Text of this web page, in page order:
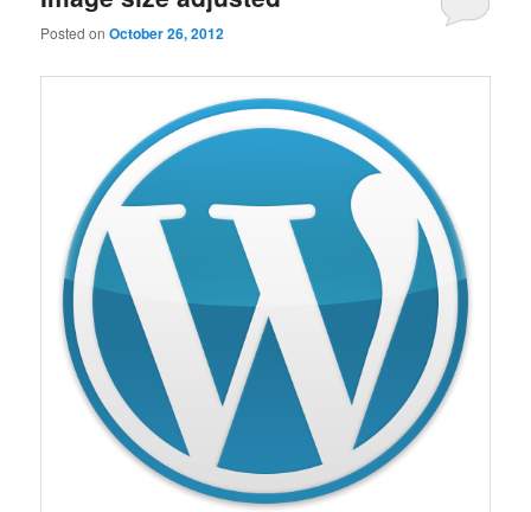
Posted onOctober 26, 2012